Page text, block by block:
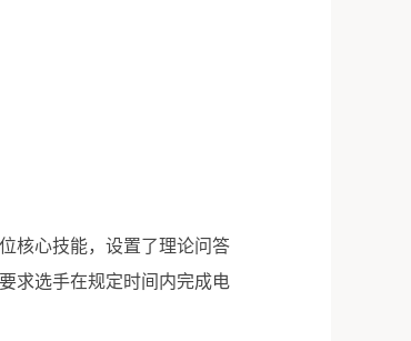
核心技能，设置了理论问答
求选手在规定时间内完成电